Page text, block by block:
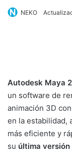
NEKO
Autodesk Maya
un software de
animación 3D
en la estabilidad,
más eficiente y
su última versión